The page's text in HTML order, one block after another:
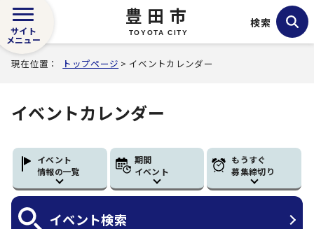
豊田市
TOYOTA CITY
サイト
メニュー
検索
現在位置： トップページ > イベントカレンダー
イベントカレンダー
イベント
情報の一覧
期間
イベント
もうすぐ
募集締切り
イベント検索